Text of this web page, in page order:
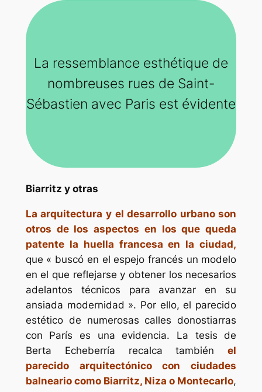
La ressemblance esthétique de
nombreuses rues de Saint-
Sébastien avec Paris est évidente
Biarritz y otras
La arquitectura y el desarrollo urbano son
otros de los aspectos en los que queda
patente la huella francesa en la ciudad,
que « buscó en el espejo francés un modelo
en el que reflejarse y obtener los necesarios
adelantos técnicos para avanzar en su
ansiada modernidad ». Por ello, el parecido
estético de numerosas calles donostiarras
con París es una evidencia. La tesis de
Berta Echeberría recalca tambiénel
parecido arquitectónico con ciudades
balneario como Biarritz, Niza o Montecarlo,